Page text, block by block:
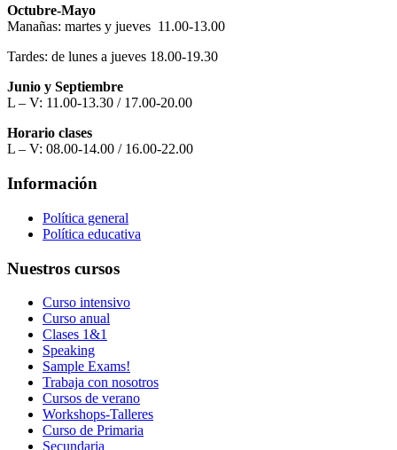
Octubre-Mayo
Manañas: martes y jueves 11.00-13.00
Tardes: de lunes a jueves 18.00-19.30
Junio y Septiembre
L – V: 11.00-13.30 / 17.00-20.00
Horario clases
L – V: 08.00-14.00 / 16.00-22.00
Información
Política general
Política educativa
Nuestros cursos
Curso intensivo
Curso anual
Clases 1&1
Speaking
Sample Exams!
Trabaja con nosotros
Cursos de verano
Workshops-Talleres
Curso de Primaria
Secundaria